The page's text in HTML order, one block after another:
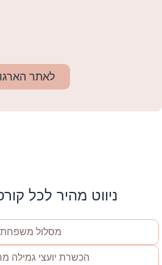
לאתר
ניווט מהיר לכל
מסלול
הכשרת יועצי גמילה